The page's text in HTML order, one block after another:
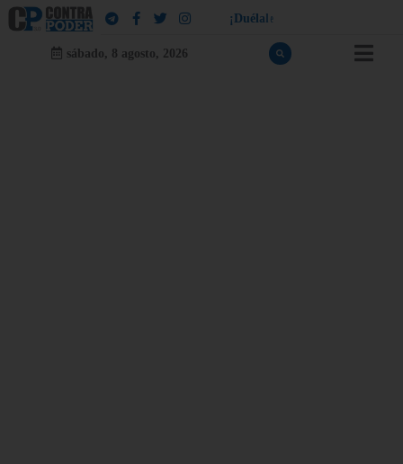
¡ Dué a e
sábado, 8 agosto, 2026